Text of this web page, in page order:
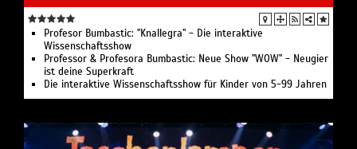
Profesor Bumbastic: "Knallegra" - Die interaktive
Wissenschaftsshow
Professor & Profesora Bumbastic: Neue Show "WOW" - Neugier
ist deine Superkraft
Die interaktive Wissenschaftsshow für Kinder von 5-99 Jahren